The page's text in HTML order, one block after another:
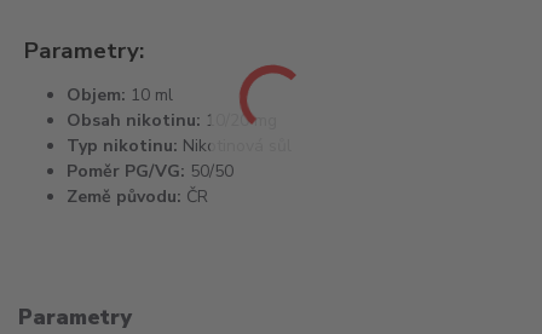
Parametry:
Objem: 10 ml
Obsah nikotinu: 10/20 mg
Typ nikotinu: Nikotinová sůl
Poměr PG/VG: 50/50
Země původu: ČR
Parametry